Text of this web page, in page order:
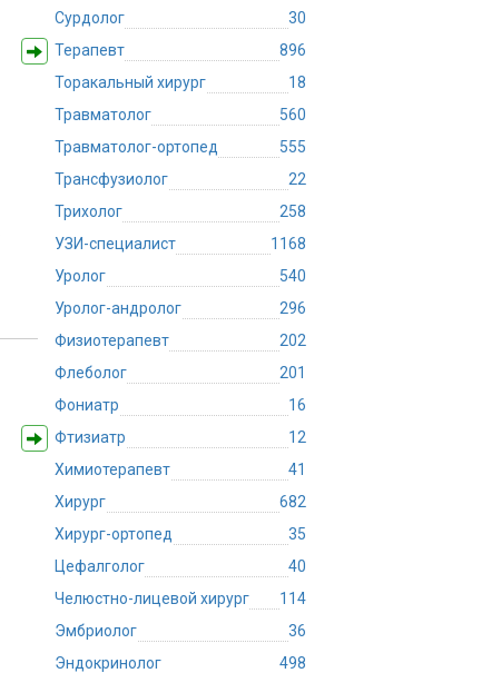
Сурдолог
30
Терапевт
896
Торакальный хирург
18
Травматолог
560
Травматолог-ортопед
555
Трансфузиолог
22
Трихолог
258
УЗИ-специалист
1168
Уролог
540
Уролог-андролог
296
Физиотерапевт
202
Флеболог
201
Фониатр
16
Фтизиатр
12
Химиотерапевт
41
Хирург
682
Хирург-ортопед
35
Цефалголог
40
Челюстно-лицевой хирург
114
Эмбриолог
36
Эндокринолог
498